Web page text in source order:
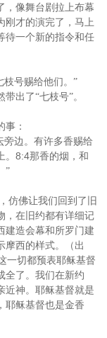
，像舞台剧拉上布幕
刚才的演完了，马上
待一个新的指令和任
枝号赐给他们。”
出了“七枝号”。
：
旁边。有许多香赐给
8:4那香的烟，和
”
仿佛让我们回到了旧
，在旧约都有详细记
建造会幕和所罗门建
摩西的样式。（出
一切都预表耶稣基督
全了。我们在新约
近神。耶稣基督就是
耶稣基督也是金香